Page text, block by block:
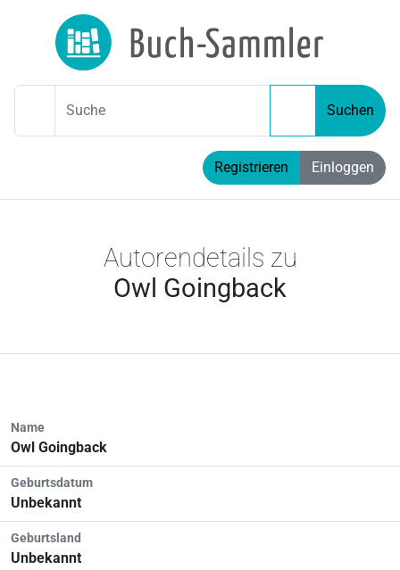
Suche Suchen
Registrieren Einloggen
Autorendetails zu
Owl Goingback
Name
Owl Goingback
Geburtsdatum
Unbekannt
Geburtsland
Unbekannt